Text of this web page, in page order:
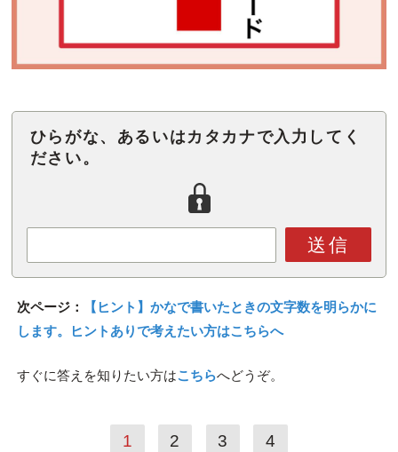
ひらがな、あるいはカタカナで入力してく
ださい。
送信
次ページ：
【ヒント】かなで書いたときの文字数を明らかに
します。ヒントありで考えたい方はこちらへ
すぐに答えを知りたい方はこちらへどうぞ。
1 2 3 4